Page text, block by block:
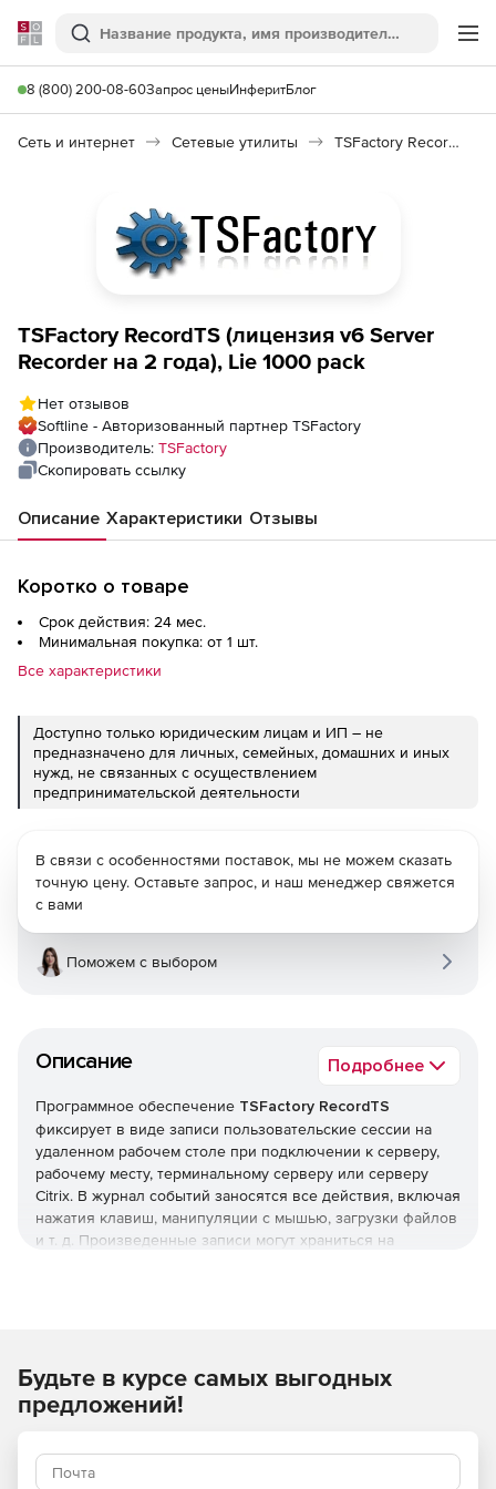
Softline
Поиск
8 (800) 200-08-60Запрос ценыИнферитБлог
Сеть и интернет Сетевые утилиты TSFactory RecordTS
TSFactory RecordTS (лицензия v6 Server
Recorder на 2 года), Lie 1000 pack
Нет отзывов
Softline - Авторизованный партнер TSFactory
Производитель: TSFactory
Скопировать ссылку
Описание Характеристики Отзывы
Коротко о товаре
Срок действия: 24 мес.
Минимальная покупка: от 1 шт.
Все характеристики
Доступно только юридическим лицам и ИП – не
предназначено для личных, семейных, домашних и иных
нужд, не связанных с осуществлением
предпринимательской деятельности
Описание Подробнее
Программное обеспечение TSFactory RecordTS
фиксирует в виде записи пользовательские сессии на
удаленном рабочем столе при подключении к серверу,
рабочему месту, терминальному серверу или серверу
Citrix. В журнал событий заносятся все действия, включая
нажатия клавиш, манипуляции с мышью, загрузки файлов
и т. д. Произведенные записи могут храниться на
перематывая вперед или назад или переходя к
определенному моменту в видео.Программный
интерфейс RecordTS обеспечивает интеграцию в
сетевой безопасности или другие программы, требующие
записи сессий. RecordTS обеспечивает надежную защиту
В связи с особенностями поставок, мы не можем сказать
точную цену. Оставьте запрос, и наш менеджер свяжется
с вами
Поможем с выбором
Будьте в курсе самых выгодных
предложений!